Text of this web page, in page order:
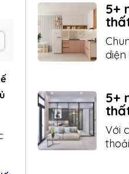
5+
cư
hộ
của
chật
viết
5+
Với